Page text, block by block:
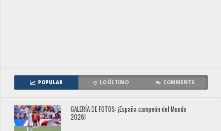
POPULAR LO ÚLTIMO COMMENTS
GALERÍA DE FOTOS: ¡España campeón del Mundo
2026!